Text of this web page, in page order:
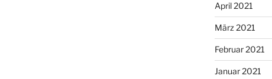
April 2021
März 2021
Februar 2021
Januar 2021